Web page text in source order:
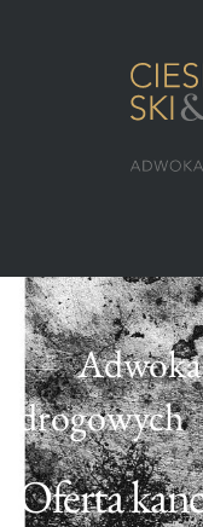
drogowych
Oferta